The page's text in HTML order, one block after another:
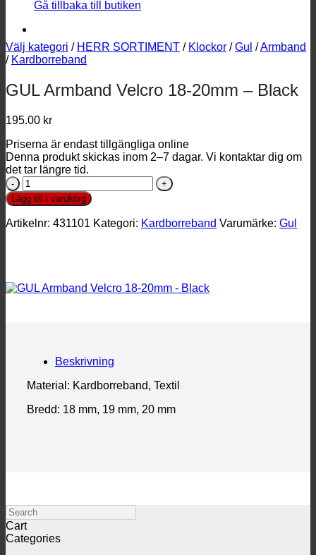
Gå tillbaka till butiken
Välj kategori / HERR SORTIMENT / Klockor / Gul /Armband
/ Kardborreband
GUL Armband Velcro 18-20mm – Black
195.00 kr
Priserna är endast tillgängliga online
Denna produkt skickas inom 2–7 dagar. Vi kontaktar dig om
det tar längre tid.
GUL
Armband
Velcro
18-
Lägg till i varukorg
Artikelnr: 431101 Kategori: Kardborreband Varumärke: Gul
Beskrivning
Material: Kardborreband, Textil
Bredd: 18 mm, 19 mm, 20 mm
Search
Cart
Categories